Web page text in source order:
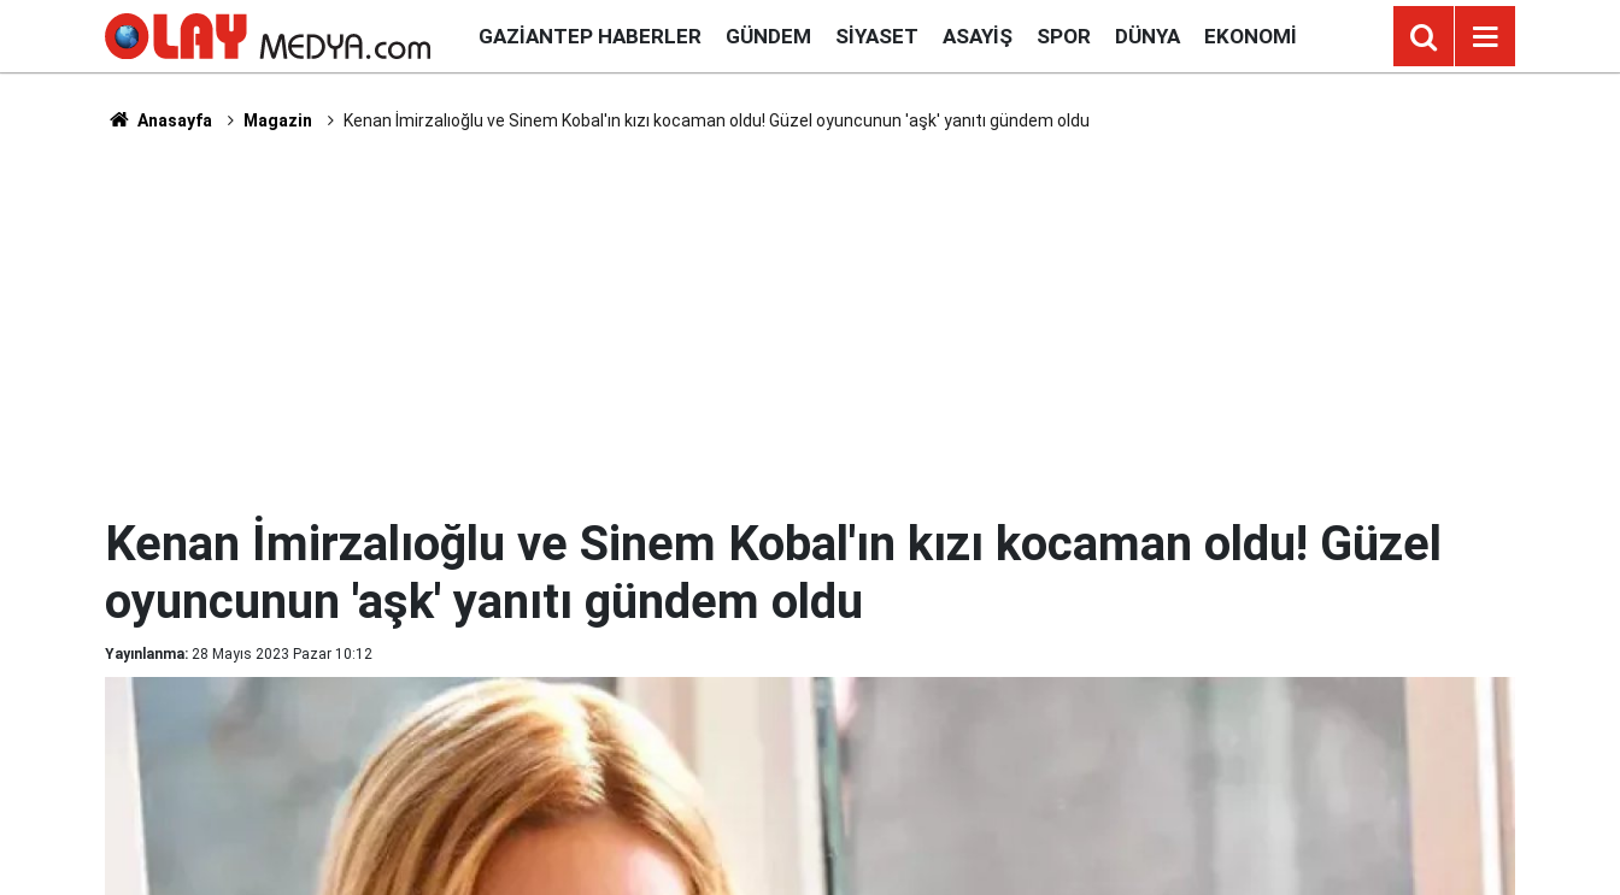
GAZIANTEP HABERLER GÜNDEM SIYASET ASAYIŞ SPOR DÜNYA EKONOMI
Anasayfa Magazin Kenan İmirzalıoğlu ve Sinem Kobal'ın kızı kocaman oldu! Güzel oyuncunun 'aşk' yanıtı gündem oldu
Kenan İmirzalıoğlu ve Sinem Kobal'ın kızı kocaman oldu! Güzel
oyuncunun 'aşk' yanıtı gündem oldu
Yayınlanma: 28 Mayıs 2023 Pazar 10:12